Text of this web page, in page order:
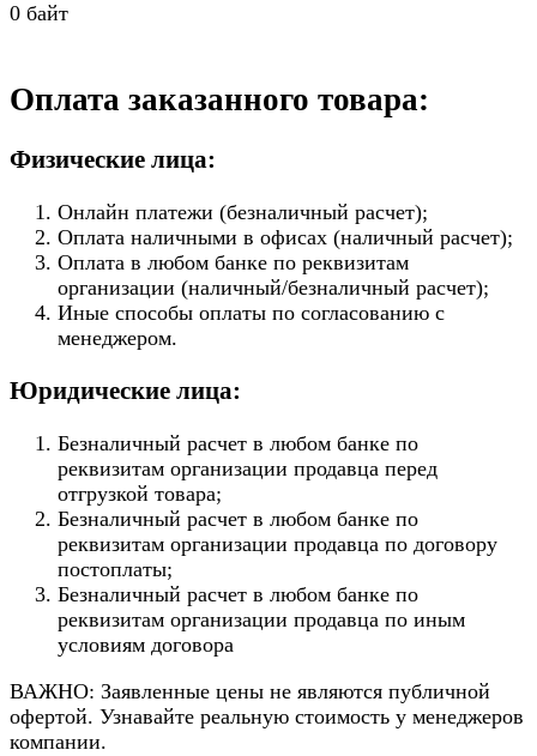
0 байт
Оплата заказанного товара:
Физические лица:
Онлайн платежи (безналичный расчет);
Оплата наличными в офисах (наличный расчет);
Оплата в любом банке по реквизитам
организации (наличный/безналичный расчет);
Иные способы оплаты по согласованию с
менеджером.
Юридические лица:
Безналичный расчет в любом банке по
реквизитам организации продавца перед
отгрузкой товара;
Безналичный расчет в любом банке по
реквизитам организации продавца по договору
постоплаты;
Безналичный расчет в любом банке по
реквизитам организации продавца по иным
условиям договора
ВАЖНО: Заявленные цены не являются публичной
офертой. Узнавайте реальную стоимость у менеджеров
компании.